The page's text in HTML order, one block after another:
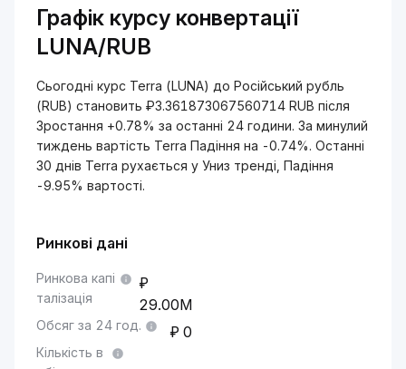
Графік курсу конвертації
LUNA/RUB
Сьогодні курс Terra (LUNA) до Російський рубль
(RUB) становить ₽3.361873067560714 RUB після
Зростання +0.78% за останні 24 години. За минулий
тиждень вартість Terra Падіння на -0.74%. Останні
30 днів Terra рухається у Униз тренді, Падіння
-9.95% вартості.
Ринкові дані
Ринкова капі
талізація
29.00M
Обсяг за 24 год. 0
Кількість в